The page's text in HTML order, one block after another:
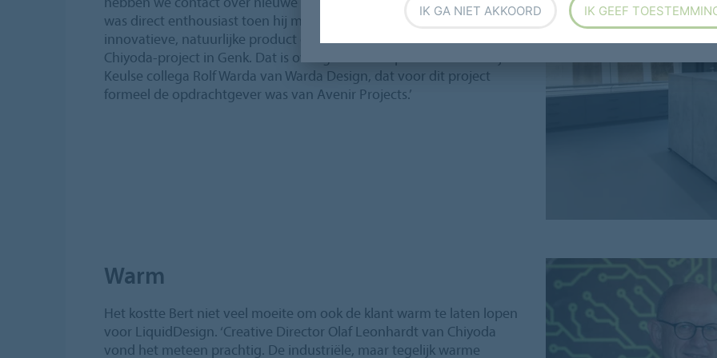
was direct enthousiast toen hij me LiquidDesign liet zien en zag in dit
innovatieve, natuurlijke product goede mogelijkheden voor het
Chiyoda-project in Genk. Dat is overigens een coproductie met mijn
Keulse collega Rolf Warda van Warda Design, dat voor dit project
formeel de opdrachtgever was van Avenir Projects.’
Warm
Het kostte Bert niet veel moeite om ook de klant warm te laten lopen
voor LiquidDesign. ‘Creative Director Olaf Leonhardt van Chiyoda
vond het meteen prachtig. De industriële, maar tegelijk warme
IK GA NIET AKKOORD IK GEEF